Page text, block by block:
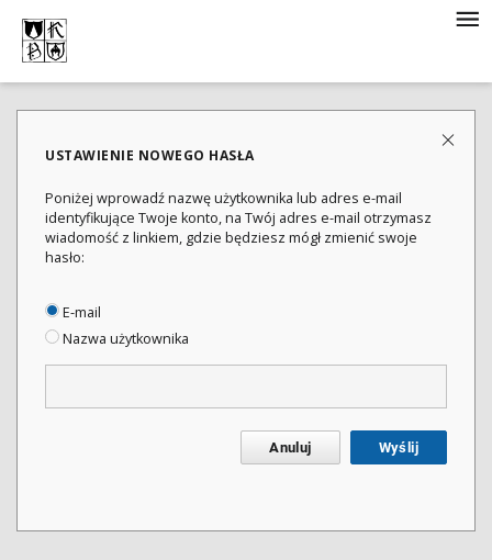
USTAWIENIE NOWEGO HASŁA
Poniżej wprowadź nazwę użytkownika lub adres e-mail
identyfikujące Twoje konto, na Twój adres e-mail otrzymasz
wiadomość z linkiem, gdzie będziesz mógł zmienić swoje
hasło:
E-mail
Nazwa użytkownika
Anuluj Wyślij